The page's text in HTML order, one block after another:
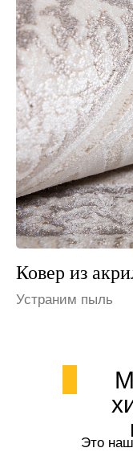
Ковер из
Избавим от
Это